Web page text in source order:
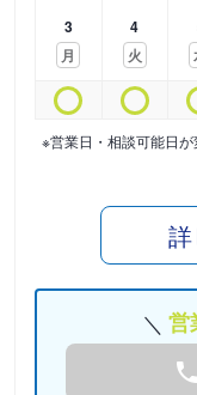
3
月
4
火
※営業日・相談可能日
営